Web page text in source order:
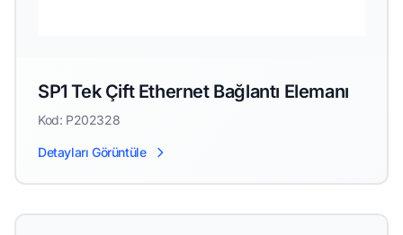
SP1 Tek Çift Ethernet Bağlantı Elemanı
Kod: P202328
Detayları Görüntüle